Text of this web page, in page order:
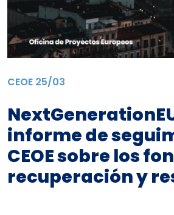
CEOE 25/03
informe de
CEOE sobre los
recuperación y